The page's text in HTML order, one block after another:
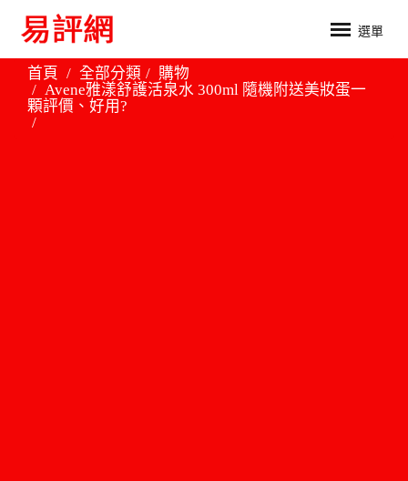
選單
首頁 全部分類
購物
Avene雅漾舒護活泉水 300ml 隨機附送美妝蛋一
顆評價、好用?